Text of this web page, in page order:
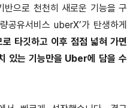
반으로 천천히 새로운 기능을 구
공유서비스 uberX’가 탄생하게
타깃하고 이후 점점 넓혀 가면
있는 기능만을 Uber에 담을 수